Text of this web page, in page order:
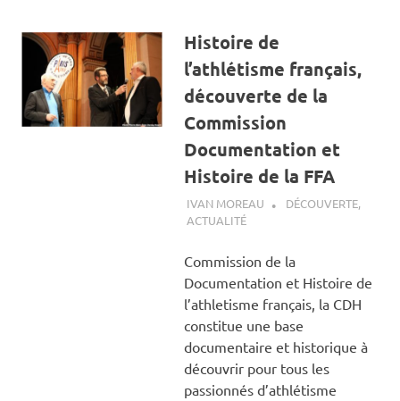
Histoire de
l’athlétisme français,
découverte de la
Commission
Documentation et
Histoire de la FFA
22 OCTOBRE 2018
IVAN MOREAU DÉCOUVERTE,
ACTUALITÉ
Commission de la
Documentation et Histoire de
l’athletisme français, la CDH
constitue une base
documentaire et historique à
découvrir pour tous les
passionnés d’athlétisme